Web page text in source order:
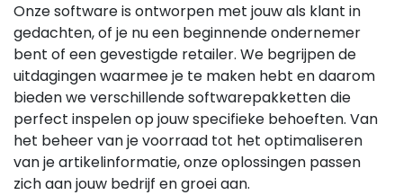
Onze software is ontworpen met jouw als klant in
gedachten, of je nu een beginnende ondernemer
bent of een gevestigde retailer. We begrijpen de
uitdagingen waarmee je te maken hebt en daarom
bieden we verschillende softwarepakketten die
perfect inspelen op jouw specifieke behoeften. Van
het beheer van je voorraad tot het optimaliseren
van je artikelinformatie, onze oplossingen passen
zich aan jouw bedrijf en groei aan.